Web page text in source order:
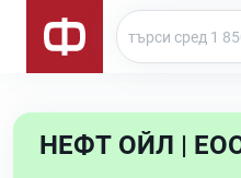
НЕФТ ОЙЛ |